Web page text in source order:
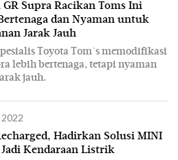
GR Supra Racikan Toms Ini
dan Nyaman untuk
Jarak Jauh
Toyota Tom`s memodifikasi
lebih bertenaga, tetapi nyaman
jauh.
2022
Hadirkan Solusi MINI
Kendaraan Listrik